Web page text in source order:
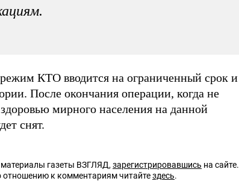
КТО вводится на ограниченный срок и
После окончания операции, когда не
мирного населения на данной
снят.
газеты ВЗГЛЯД, зарегистрировавшись на сайте.
отношению к комментариям читайтездесь.